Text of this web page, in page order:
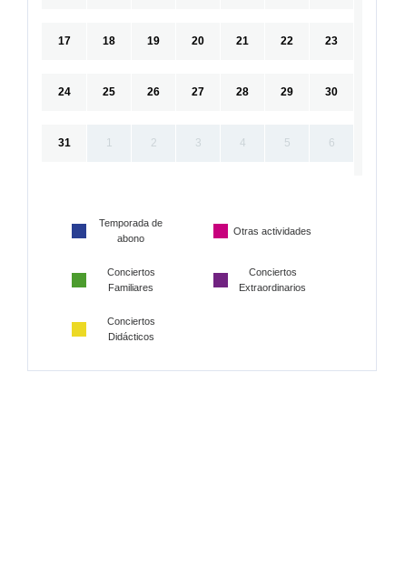
17 18 19 20 21 22 23
24 25 26 27 28 29 30
31 1 2 3 4 5 6
Temporada de
abono
Otras actividades
Conciertos
Familiares
Conciertos
Extraordinarios
Conciertos
Didácticos